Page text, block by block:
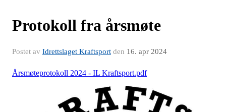
Protokoll fra årsmøte
Postet av Idrettslaget Kraftsport den 16. apr 2024
Årsmøteprotokoll 2024 - IL Kraftsport.pdf